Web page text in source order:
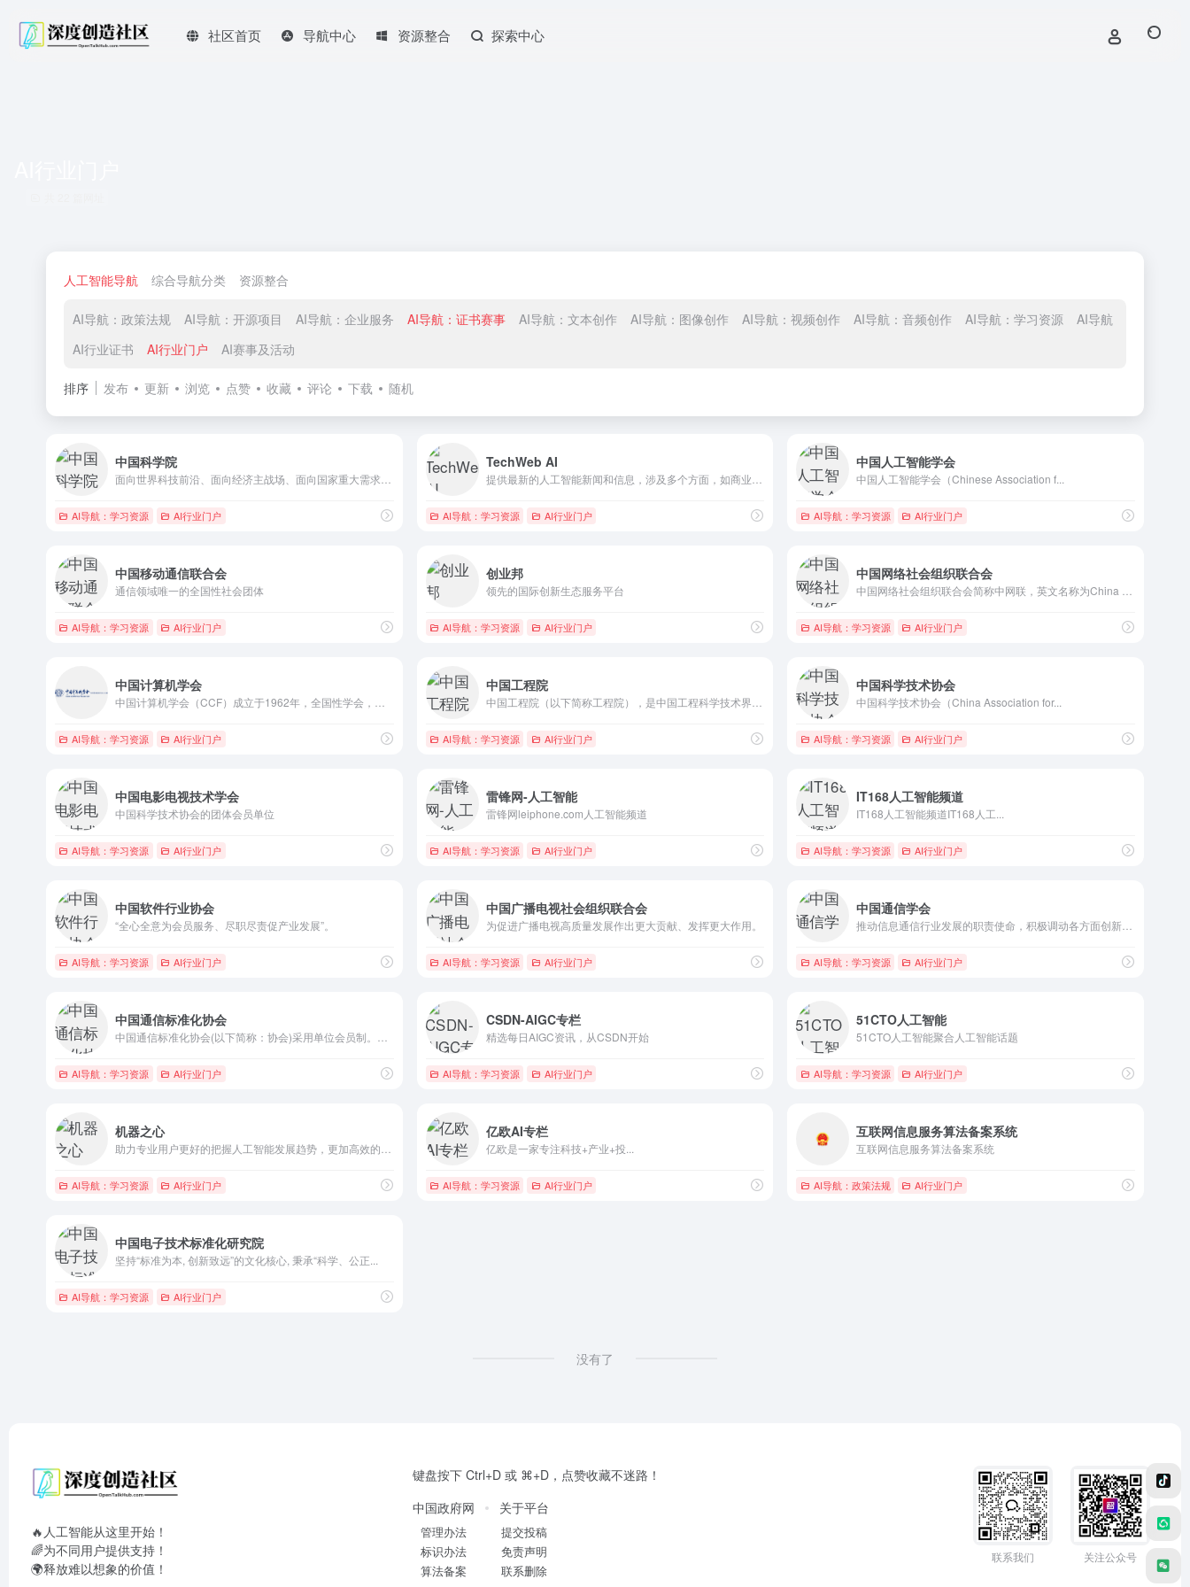
社区首页 导航中心 资源整合 探索中心
人工智能导航 综合导航分类 资源整合
AI导航：政策法规 AI导航：开源项目 AI导航：企业服务 AI导航：证书赛事 AI导航：文本创作 AI导航：图像创作 AI导航：视频创作 AI导航：音频创作 AI导航：学习资源 AI导航：综合智能
AI行业证书
AI行业门户 AI赛事及活动
排序 发布 更新 浏览 点赞 收藏 评论 下载 随机
中国科学院
AI导航：学习资源 AI行业门户
TechWeb AI
AI导航：学习资源 AI行业门户
中国人工智能学会
中国人工智能学会（Chinese Association f...
AI导航：学习资源 AI行业门户
中国移动通信联合会
通信领域唯一的全国性社会团体
AI导航：学习资源 AI行业门户
创业邦
领先的国际创新生态服务平台
AI导航：学习资源 AI行业门户
中国网络社会组织联合会
AI导航：学习资源 AI行业门户
中国计算机学会
AI导航：学习资源 AI行业门户
中国工程院
AI导航：学习资源 AI行业门户
中国科学技术协会
中国科学技术协会（China Association for...
AI导航：学习资源 AI行业门户
中国电影电视技术学会
中国科学技术协会的团体会员单位
AI导航：学习资源 AI行业门户
雷锋网-人工智能
雷锋网leiphone.com人工智能频道
AI导航：学习资源 AI行业门户
IT168人工智能频道
IT168人工智能频道IT168人工...
AI导航：学习资源 AI行业门户
中国软件行业协会
“全心全意为会员服务、尽职尽责促产业发展”。
AI导航：学习资源 AI行业门户
中国广播电视社会组织联合会
为促进广播电视高质量发展作出更大贡献、发挥更大作用。
AI导航：学习资源 AI行业门户
中国通信学会
AI导航：学习资源 AI行业门户
中国通信标准化协会
AI导航：学习资源 AI行业门户
CSDN-AIGC专栏
精选每日AIGC资讯，从CSDN开始
AI导航：学习资源 AI行业门户
51CTO人工智能
51CTO人工智能聚合人工智能话题
AI导航：学习资源 AI行业门户
机器之心
AI导航：学习资源 AI行业门户
亿欧AI专栏
亿欧是一家专注科技+产业+投...
AI导航：学习资源 AI行业门户
互联网信息服务算法备案系统
互联网信息服务算法备案系统
AI导航：政策法规 AI行业门户
中国电子技术标准化研究院
坚持“标准为本, 创新致远”的文化核心, 秉承“科学、公正...
AI导航：学习资源 AI行业门户
没有了
🔥人工智能从这里开始！
🌈为不同用户提供支持！
🌍释放难以想象的价值！
键盘按下 Ctrl+D 或 ⌘+D，点赞收藏不迷路！
中国政府网
管理办法
标识办法
算法备案
关于平台
提交投稿
免责声明
联系删除
联系我们 关注公众号